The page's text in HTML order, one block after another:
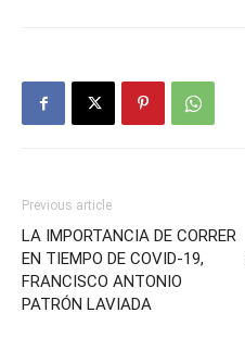
Previous article
LA IMPORTANCIA DE CORRER
EN TIEMPO DE COVID-19,
FRANCISCO ANTONIO
PATRÓN LAVIADA